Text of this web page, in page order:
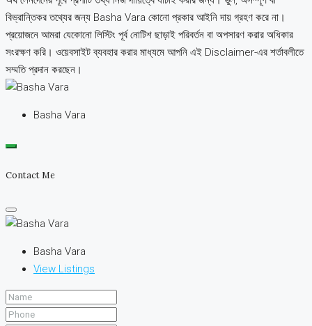
বিভ্রান্তিকর তথ্যের জন্য Basha Vara কোনো প্রকার আইনি দায় গ্রহণ করে না।
প্রয়োজনে আমরা যেকোনো লিস্টিং পূর্ব নোটিশ ছাড়াই পরিবর্তন বা অপসারণ করার অধিকার
সংরক্ষণ করি। ওয়েবসাইট ব্যবহার করার মাধ্যমে আপনি এই Disclaimer-এর শর্তাবলীতে
সম্মতি প্রদান করছেন।
Basha Vara
Contact Me
Basha Vara
View Listings